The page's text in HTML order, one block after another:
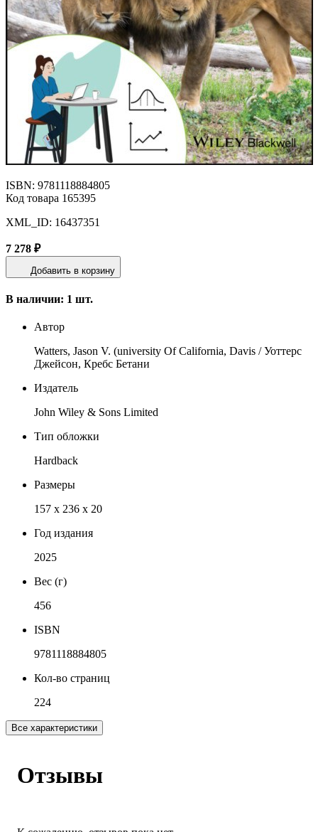
ISBN: 9781118884805
Код товара 165395
XML_ID: 16437351
7 278 ₽
Добавить в корзину
В наличии: 1 шт.
Автор
Watters, Jason V. (university Of California, Davis / Уоттерс
Джейсон, Кребс Бетани
Издатель
John Wiley & Sons Limited
Тип обложки
Hardback
Размеры
157 x 236 x 20
Год издания
2025
Вес (г)
456
ISBN
9781118884805
Кол-во страниц
224
Все характеристики
Отзывы